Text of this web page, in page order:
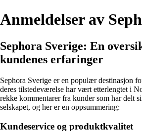
Anmeldelser av
Sephora Sverige: En
kundenes erfaringer
Sephora Sverige er en populær destinasjon
deres tilstedeværelse har vært etterlengtet i
rekke kommentarer fra kunder som har delt
selskapet, og her er en oppsummering:
Kundeservice og produktkvalitet